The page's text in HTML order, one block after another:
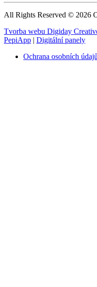
All Rights Reserved © 2026
Tvorba webu Digiday
PepiApp | Digitální panely
Ochrana osobních údajů